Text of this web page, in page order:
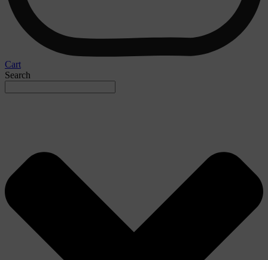
Cart
Search